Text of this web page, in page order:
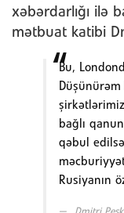
xəbərdarlığı ilə
mətbuat katibi
Bu,
bağlı
qəbul
Rusiyanın